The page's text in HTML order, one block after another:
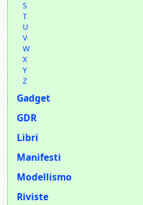
S
T
U
V
W
X
Y
Z
Gadget
GDR
Libri
Manifesti
Modellismo
Riviste